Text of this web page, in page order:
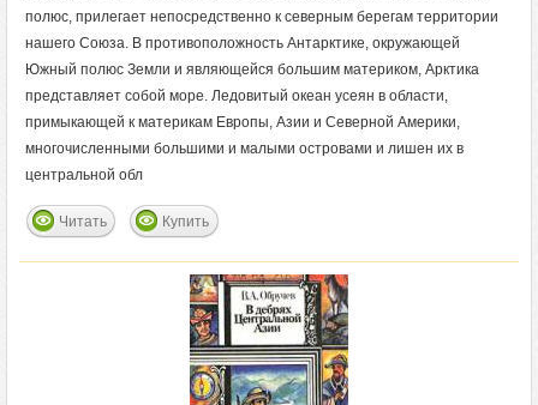
полюс, прилегает непосредственно к северным берегам территории
нашего Союза. В противоположность Антарктике, окружающей
Южный полюс Земли и являющейся большим материком, Арктика
представляет собой море. Ледовитый океан усеян в области,
примыкающей к материкам Европы, Азии и Северной Америки,
многочисленными большими и малыми островами и лишен их в
центральной обл
Читать Купить